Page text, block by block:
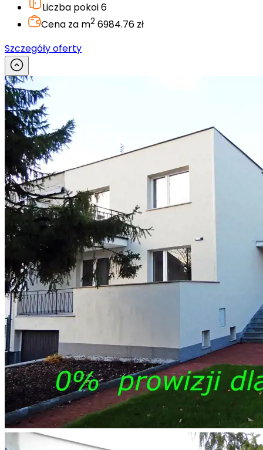
Liczba pokoi6
Cena za m2 6984.76 zł
Szczegóły oferty